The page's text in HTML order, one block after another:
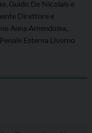
Guido De Nicolais e
Direttore e
Anna Amendolea,
Esterna Livorno